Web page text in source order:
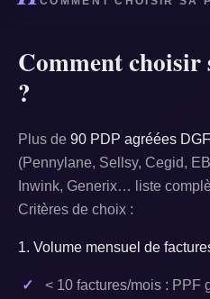
Comment choisir
?
Plus de 90 PDP agréées
(Pennylane, Sellsy, Cegid,
Inwink, Generix… liste
Critères de choix :
1. Volume mensuel de
< 10 factures/mois : PPF